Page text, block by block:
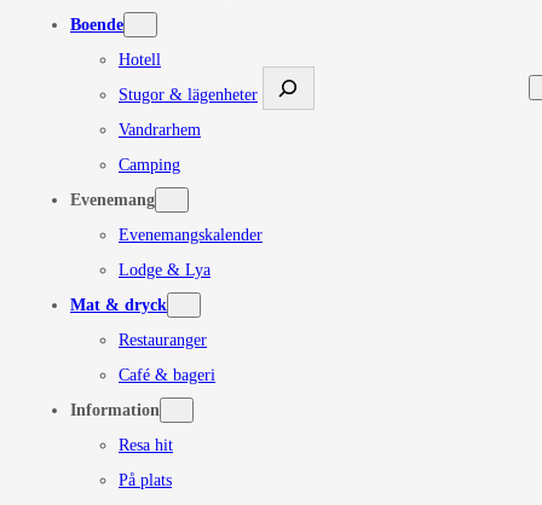
Boende
Hotell
Stugor & lägenheter
Vandrarhem
Camping
Evenemang
Evenemangskalender
Lodge & Lya
Mat & dryck
Restauranger
Café & bageri
Information
Resa hit
På plats
Sök